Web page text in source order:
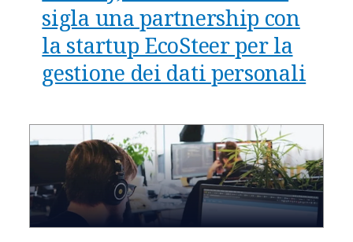
sigla una partnership con
la startup EcoSteer per la
gestione dei dati personali